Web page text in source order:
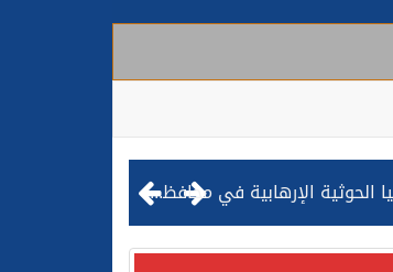
الإرهابية في محافظة الحديدة